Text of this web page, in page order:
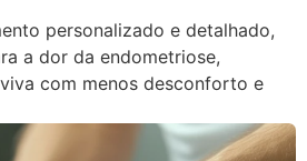
personalizado e detalhado,
a dor da endometriose,
com menos desconforto e